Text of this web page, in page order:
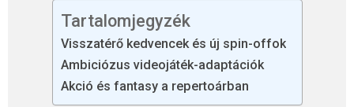
Tartalomjegyzék
Visszatérő kedvencek és új spin-offok
Ambiciózus videojáték-adaptációk
Akció és fantasy a repertoárban